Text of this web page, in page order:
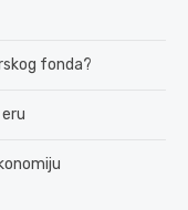
fonda?